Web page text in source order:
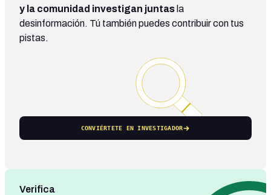
y la comunidad investigan juntas la
desinformación. Tú también puedes contribuir con tus
pistas.
CONVIÉRTETE EN INVESTIGADOR
Verifica